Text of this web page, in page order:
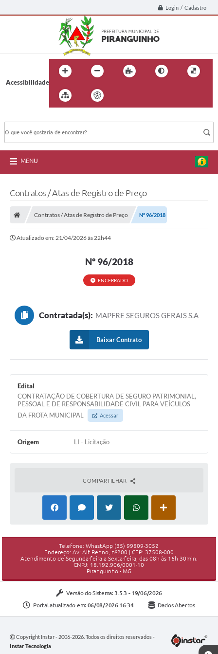
Login / Cadastro
Acessibilidade
MENU
Contratos / Atas de Registro de Preço
Contratos / Atas de Registro de Preço Nº 96/2018
Atualizado em: 21/04/2026 às 22h44
Nº 96/2018
ENCERRADO
Contratada(s): MAPFRE SEGUROS GERAIS S.A
Baixar Contrato
Edital
CONTRATAÇÃO DE COBERTURA DE SEGURO PATRIMONIAL,
PESSOAL E DE RESPONSABILIDADE CIVIL PARA VEÍCULOS
DA FROTA MUNICIPAL
Acessar
Origem LI - Licitação
COMPARTILHAR
Telefone: WhastApp (35) 99809-3052
Endereço: Av: Alf Renno, nº200 | CEP: 37508-000
Atendimento de Segunda-feira a Sexta-feira, das 08h às 16h 30min.
CNPJ: 18.192.906/0001-10
Piranguinho - MG
Versão do Sistema: 3.5.3 - 19/06/2026
Portal atualizado em: 06/08/2026 16:34 Dados Abertos
Copyright Instar - 2006-2026. Todos os direitos reservados -
Instar Tecnologia